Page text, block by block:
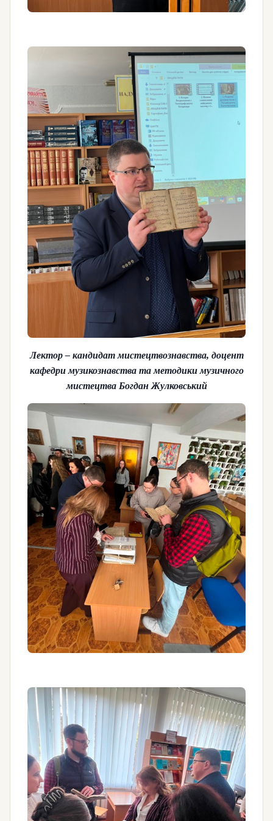
Лектор – кандидат мистецтвознавства, доцент
кафедри музикознавства та методики музичного
мистецтва Богдан Жулковський